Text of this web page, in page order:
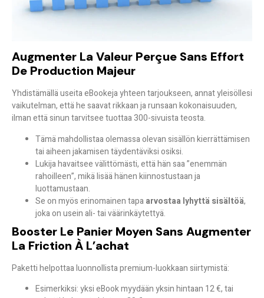
Augmenter La Valeur Perçue Sans Effort
De Production Majeur
Yhdistämällä useita eBookeja yhteen tarjoukseen, annat yleisöllesi
vaikutelman, että he saavatrikkaan ja runsaan kokonaisuuden,
ilman että sinun tarvitsee tuottaa 300-sivuista teosta.
Tämä mahdollistaa olemassa olevan sisällön kierrättämisen
tai aiheen jakamisen täydentäviksi osiksi.
Lukija havaitsee välittömästi, että hän saa ”enemmän
rahoilleen”, mikä lisää hänen kiinnostustaan ja
luottamustaan.
Se on myös erinomainen tapaarvostaa lyhyttä sisältöä,
joka on usein ali- tai väärinkäytettyä.
Booster Le Panier Moyen Sans Augmenter
La Friction À L’achat
Paketti helpottaa luonnollista premium-luokkaan siirtymistä:
Esimerkiksi: yksi eBook myydään yksin hintaan 12 €, tai